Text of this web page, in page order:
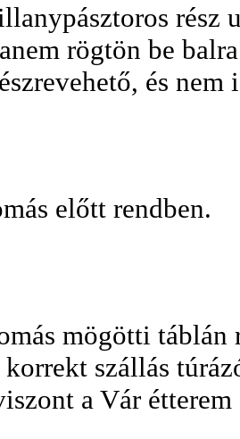
rész
rögtön be
és
előtt rendben.
mögötti
korrekt szállás
a Vár